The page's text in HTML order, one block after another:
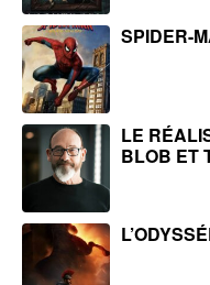
SPIDER-
LE
BLOB ET